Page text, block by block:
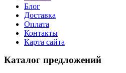
Блог
Доставка
Оплата
Контакты
Карта сайта
Каталог предложений